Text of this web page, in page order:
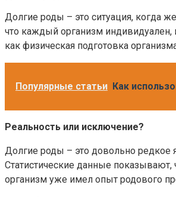
Долгие роды – это ситуация, когда
что каждый организм индивидуален,
как физическая подготовка
Популярные статьи Как
Реальность или исключение?
Долгие роды – это довольно редкое
Статистические данные
организм уже имел опыт родового